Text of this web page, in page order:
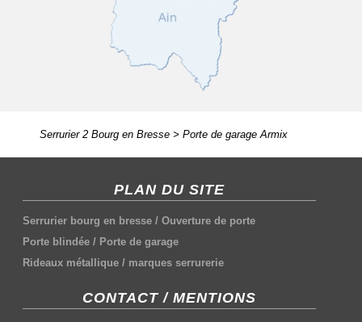
Serrurier 2 Bourg en Bresse> Porte de garage Armix
PLAN DU SITE
Serrurier bourg en bresse /Ouverture de porte
Porte blindée / Porte de garage
Rideaux métallique / marques serrurerie
CONTACT / MENTIONS